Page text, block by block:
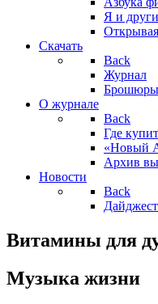
Я и
Скачать
Back
Журнал
Брошюры
О журнале
Back
Где
«Новый
Архив
Новости
Back
Витамины для
Музыка жизни